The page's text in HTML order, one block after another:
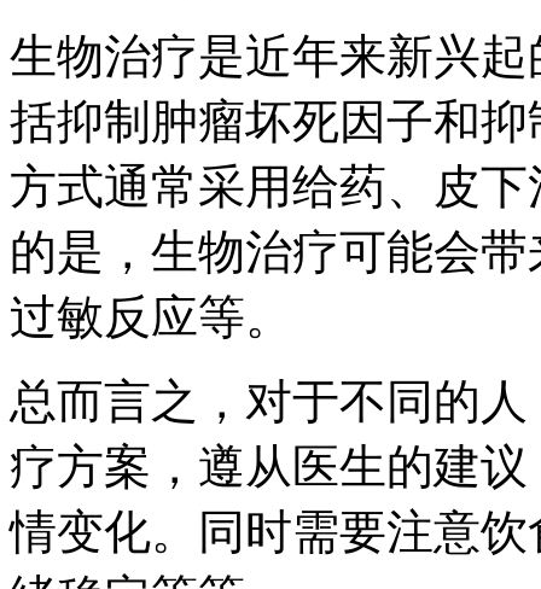
生物治疗是近年来新兴
括抑制肿瘤坏死因子和
方式通常采用给药、皮
的是，生物治疗可能会
过敏反应等。
总而言之，对于不同的
疗方案，遵从医生的建
情变化。同时需要注意